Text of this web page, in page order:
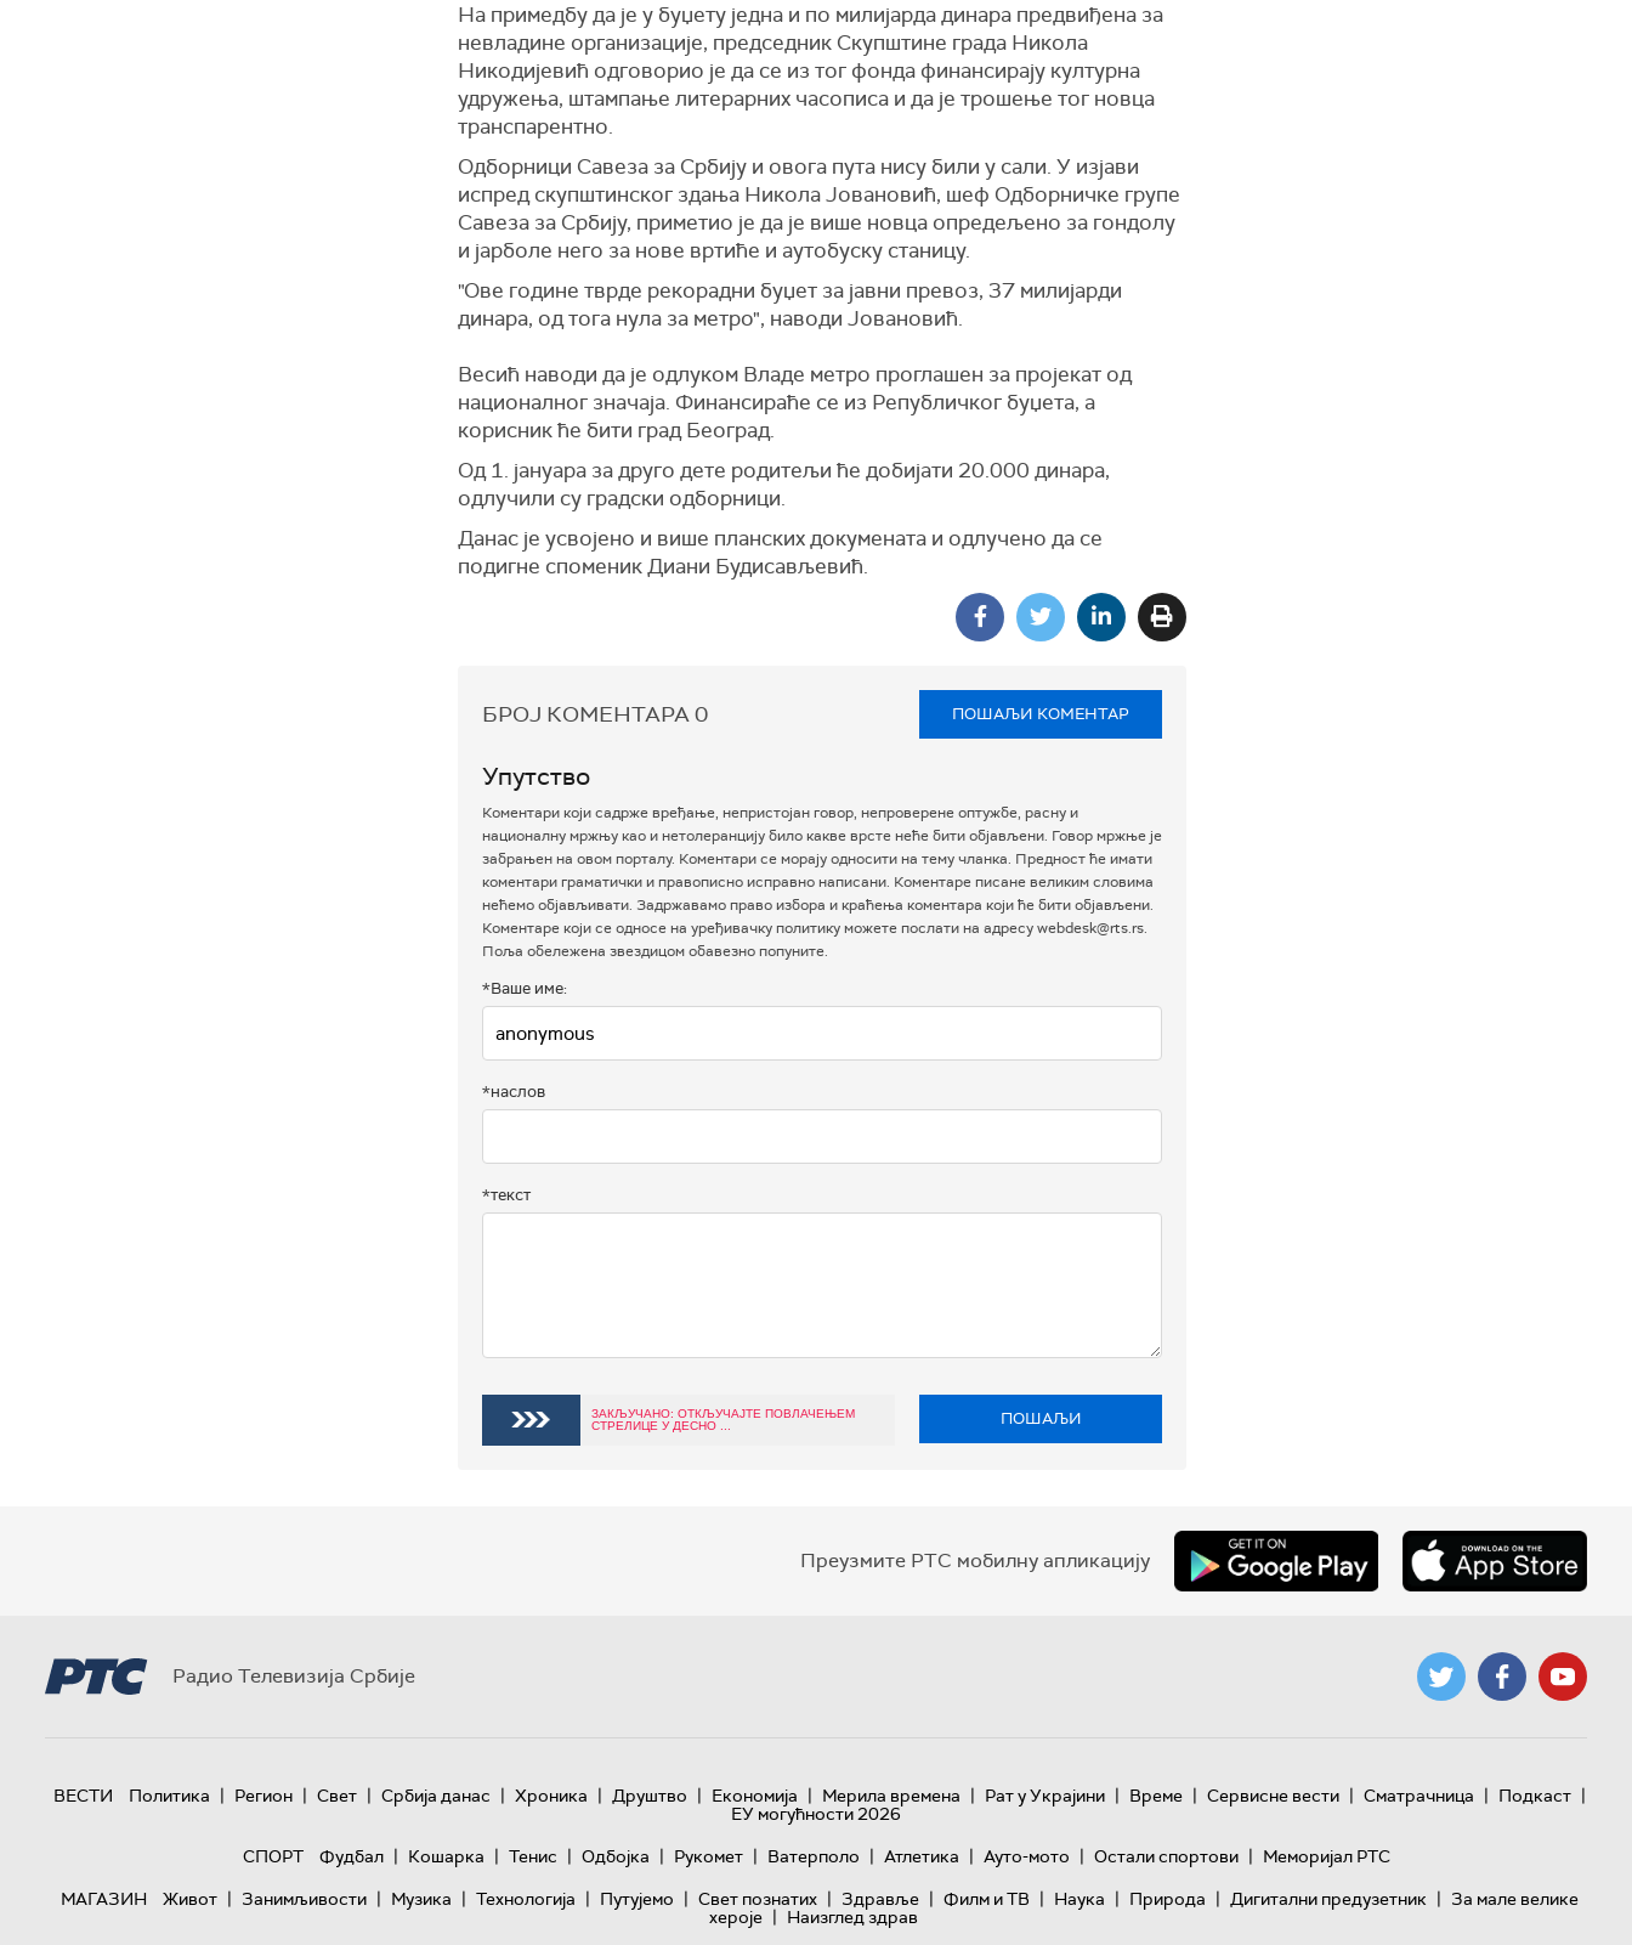
На примедбу да је у буџету једна и по милијарда динара предвиђена за
невладине организације, председник Скупштине града Никола
Никодијевић одговорио је да се из тог фонда финансирају културна
удружења, штампање литерарних часописа и да је трошење тог новца
транспарентно.
Одборници Савеза за Србију и овога пута нису били у сали. У изјави
испред скупштинског здања Никола Јовановић, шеф Одборничке групе
Савеза за Србију, приметио је да је више новца опредељено за гондолу
и јарболе него за нове вртиће и аутобуску станицу.
"Ове године тврде рекорадни буџет за јавни превоз, 37 милијарди
динара, од тога нула за метро", наводи Јовановић.
Весић наводи да је одлуком Владе метро проглашен за пројекат од
националног значаја. Финансираће се из Републичког буџета, а
корисник ће бити град Београд.
Од 1. јануара за друго дете родитељи ће добијати 20.000 динара,
одлучили су градски одборници.
Данас је усвојено и више планских докумената и одлучено да се
подигне споменик Диани Будисављевић.
БРОЈ КОМЕНТАРА0 ПОШАЉИ КОМЕНТАР
Упутство
Коментари који садрже вређање, непристојан говор, непроверене оптужбе, расну и
националну мржњу као и нетолеранцију било какве врсте неће бити објављени. Говор мржње је
забрањен на овом порталу. Коментари се морају односити на тему чланка. Предност ће имати
коментари граматички и правописно исправно написани. Коментаре писане великим словима
нећемо објављивати. Задржавамо право избора и краћења коментара који ће бити објављени.
Коментаре који се односе на уређивачку политику можете послати на адресу webdesk@rts.rs.
Поља обележена звездицом обавезно попуните.
*Ваше име:
*наслов
*текст
ЗАКЉУЧАНО: ОТКЉУЧАЈТЕ ПОВЛАЧЕЊЕМ
СТРЕЛИЦЕ У ДЕСНО ...
ПОШАЉИ
Преузмите РТС мобилну апликацију
Радио Телевизија Србије
ВЕСТИ Политика | Регион | Свет | Србија данас | Хроника | Друштво | Економија | Мерила времена | Рат у Украјини | Време | Сервисне вести | Сматрачница | Подкаст |
ЕУ могућности 2026
СПОРТ
Фудбал | Кошарка | Тенис | Одбојка | Рукомет | Ватерполо | Атлетика | Ауто-мото | Остали спортови | Меморијал РТС
МАГАЗИН
Живот | Занимљивости | Музика | Технологијa | Путујемо | Свет познатих | Здравље | Филм и ТВ | Наука | Природа | Дигитални предузетник | За мале велике
хероје | Наизглед здрав